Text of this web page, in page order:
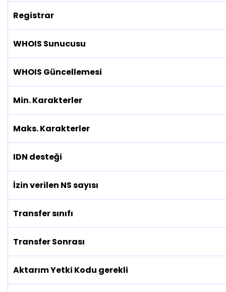
Registrar
WHOIS Sunucusu
WHOIS Güncellemesi
Min. Karakterler
Maks. Karakterler
IDN desteği
İzin verilen NS sayısı
Transfer sınıfı
Transfer Sonrası
Aktarım Yetki Kodu gerekli